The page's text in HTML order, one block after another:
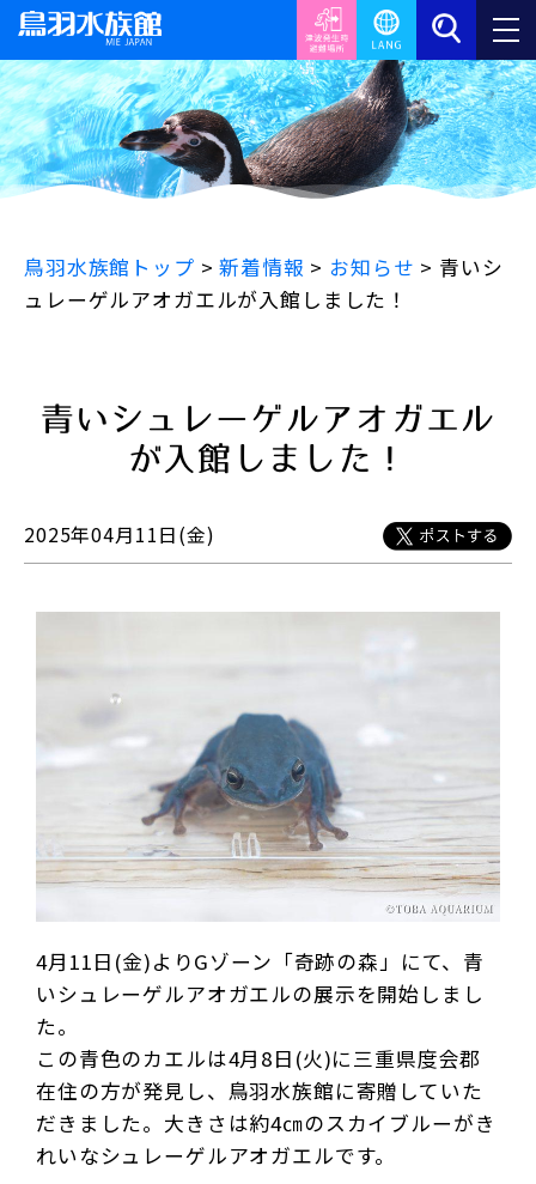
鳥羽水族館トップ >新着情報 > お知らせ > 青いシ
ュレーゲルアオガエルが入館しました！
青いシュレーゲルアオガエル
が入館しました！
2025年04月11日(金)
4月11日(金)よりGゾーン「奇跡の森」にて、青
いシュレーゲルアオガエルの展示を開始しまし
た。
この青色のカエルは4月8日(火)に三重県度会郡
在住の方が発見し、鳥羽水族館に寄贈していた
だきました。大きさは約4㎝のスカイブルーがき
れいなシュレーゲルアオガエルです。